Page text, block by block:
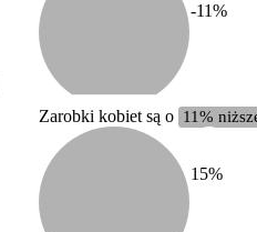
-11%
Zarobki kobiet są o 11%
15%